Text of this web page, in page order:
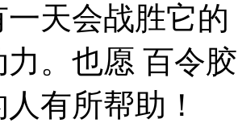
一天会战胜它
。也愿 百令
有所帮助！